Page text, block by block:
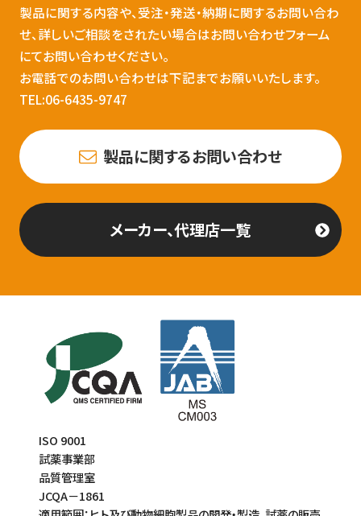
製品に関する内容や、受注・発送・納期に関するお問い合わ
せ、詳しいご相談をされたい場合はお問い合わせフォーム
にてお問い合わせください。
お電話でのお問い合わせは下記までお願いいたします。
TEL:06-6435-9747
製品に関するお問い合わせ
メーカー、代理店一覧
ISO 9001
試薬事業部
品質管理室
JCQA－1861